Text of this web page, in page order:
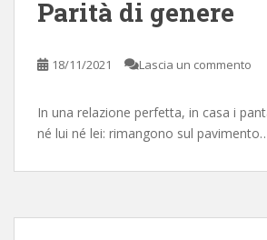
Parità di genere
18/11/2021 Lascia un commento
In una relazione perfetta, in casa i
né lui né lei: rimangono sul